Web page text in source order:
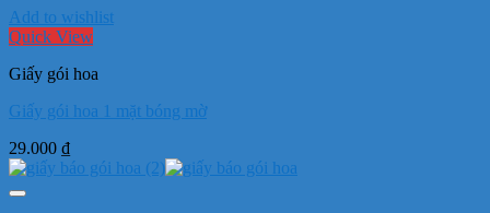
Add to wishlist
Quick View
Giấy gói hoa
Giấy gói hoa 1 mặt bóng mờ
29.000 ₫